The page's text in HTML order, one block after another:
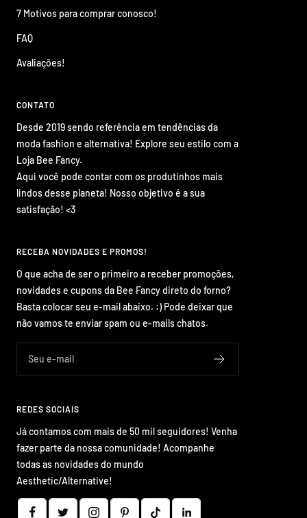
7 Motivos para comprar conosco!
FAQ
Avaliações!
CONTATO
Desde 2019 sendo referência em tendências da
moda fashion e alternativa! Explore seu estilo com a
Loja Bee Fancy.
Aqui você pode contar com os produtinhos mais
lindos desse planeta! Nosso objetivo é a sua
satisfação! <3
RECEBA NOVIDADES E PROMOS!
O que acha de ser o primeiro a receber promoções,
novidades e cupons da Bee Fancy direto do forno?
Basta colocar seu e-mail abaixo. :) Pode deixar que
não vamos te enviar spam ou e-mails chatos.
Seu e-mail
REDES SOCIAIS
Já contamos com mais de 50 mil seguidores! Venha
fazer parte da nossa comunidade! Acompanhe
todas as novidades do mundo
Aesthetic/Alternative!